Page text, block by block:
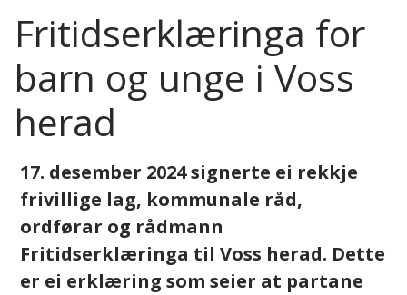
a
d
Fritidserklæringa for
barn og unge i Voss
herad
17. desember 2024 signerte ei rekkje
frivillige lag, kommunale råd,
ordførar og rådmann
Fritidserklæringa til Voss herad. Dette
er ei erklæring som seier at partane